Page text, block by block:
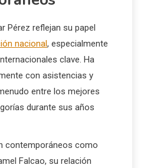
Pérez reflejan su papel
nacional, especialmente
clave. Ha
con asistencias y
entre los mejores
durante sus años
contemporáneos como
Falcao, su relación